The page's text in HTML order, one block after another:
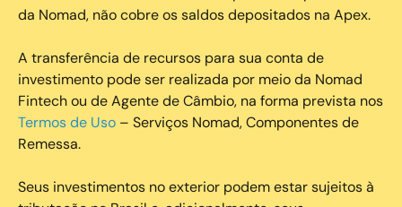
da Nomad, não cobre os saldos depositados na Apex.
A transferência de recursos para sua conta de
investimento pode ser realizada por meio da Nomad
Fintech ou de Agente de Câmbio, na forma prevista nos
Termos de Uso – Serviços Nomad, Componentes de
Remessa.
Seus investimentos no exterior podem estar sujeitos à